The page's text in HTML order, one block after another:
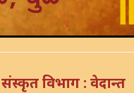
संस्कृत विभाग : वेदान्त